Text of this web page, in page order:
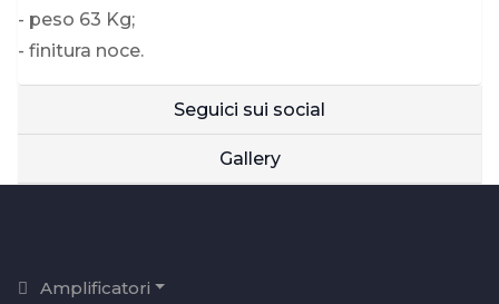
- peso 63 Kg;
- finitura noce.
Seguici sui social
Gallery
Amplificatori